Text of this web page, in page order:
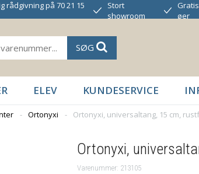
rådgivning på 70 21 15
Stort
showroom
øer
SØG
ELEV KUNDESERVICE
- Ortonyxi - Ortonyxi, universaltang, 15 cm,
Ortonyxi,
Varenummer: 213105